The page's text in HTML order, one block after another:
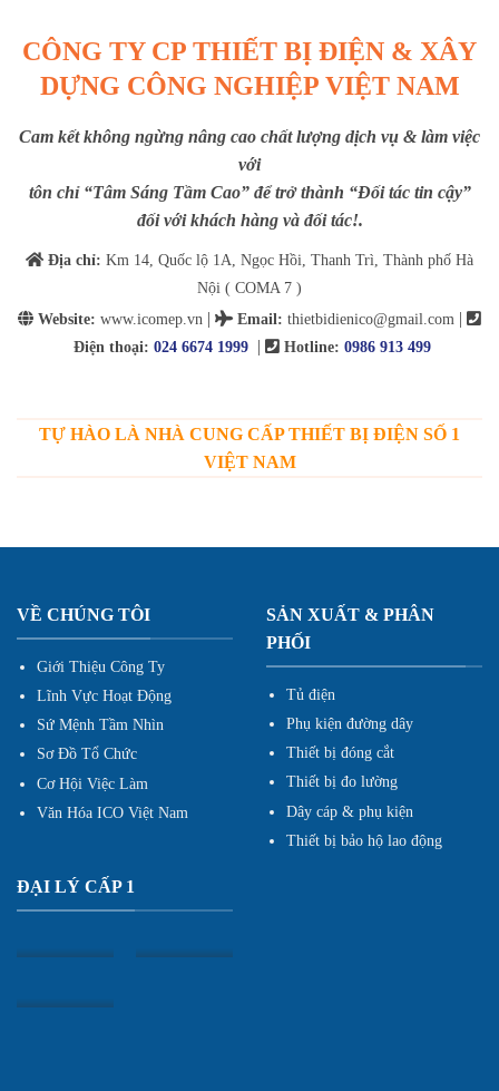
CÔNG TY CP THIẾT BỊ ĐIỆN & XÂY
DỰNG CÔNG NGHIỆP VIỆT NAM
Cam kết không ngừng nâng cao chất lượng dịch vụ & làm việc
với
tôn chỉ “Tâm Sáng Tầm Cao” để trở thành “Đối tác tin cậy”
đối với khách hàng và đối tác!.
Địa chỉ: Km 14, Quốc lộ 1A, Ngọc Hồi, Thanh Trì, Thành phố Hà
Nội ( COMA 7 )
Website: www.icomep.vn | Email: thietbidienico@gmail.com |
Điện thoại: 024 6674 1999 | Hotline: 0986 913 499
TỰ HÀO LÀ NHÀ CUNG CẤP THIẾT BỊ ĐIỆN SỐ 1
VIỆT NAM
VỀ CHÚNG TÔI
Giới Thiệu Công Ty
Lĩnh Vực Hoạt Động
Sứ Mệnh Tầm Nhìn
Sơ Đồ Tổ Chức
Cơ Hội Việc Làm
Văn Hóa ICO Việt Nam
SẢN XUẤT & PHÂN
PHỐI
Tủ điện
Phụ kiện đường dây
Thiết bị đóng cắt
Thiết bị đo lường
Dây cáp & phụ kiện
Thiết bị bảo hộ lao động
ĐẠI LÝ CẤP 1